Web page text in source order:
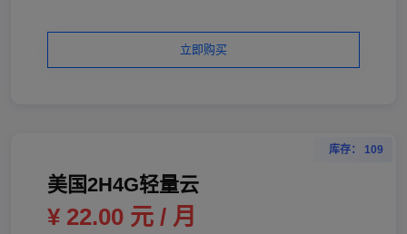
立即购买
库存： 109
美国2H4G轻量云
¥ 22.00 元 / 月